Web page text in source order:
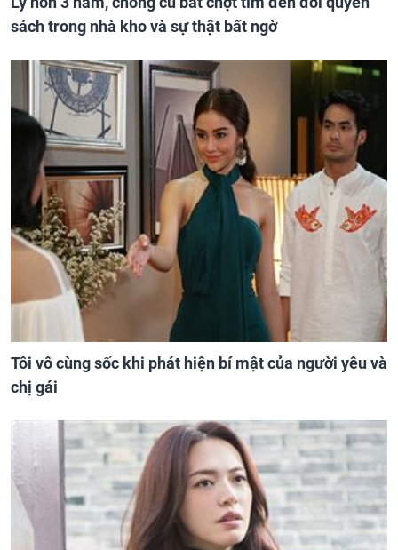
sách trong nhà kho và sự thật bất ngờ
Tôi vô cùng sốc khi phát hiện bí mật của người yêu và
chị gái